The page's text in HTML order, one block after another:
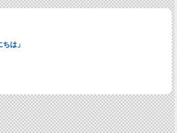
は」